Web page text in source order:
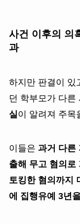
사건 이후의 의
과
하지만 판결이 있
던 학부모가 다른
실 이 알려져 주목
이들은 과거 다른
출해 무고 혐의로
토킹한 혐의까지
에 집행유예 3년